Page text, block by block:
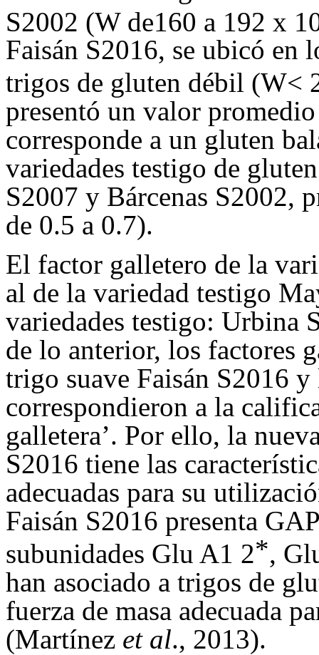
S2002 (W de160 a 192 x
Faisán S2016, se ubicó en
trigos de gluten débil (W<
presentó un valor
corresponde a un gluten
variedades testigo de
S2007 y Bárcenas S2002,
de 0.5 a 0.7).
El factor galletero de la
al de la variedad testigo
variedades testigo: Urbina
de lo anterior, los factores
trigo suave Faisán S2016
correspondieron a la
galletera’. Por ello, la
S2016 tiene las
adecuadas para su
Faisán S2016 presenta
subunidades Glu A1 2*,
han asociado a trigos de
fuerza de masa adecuada
(Martínez et al., 2013).